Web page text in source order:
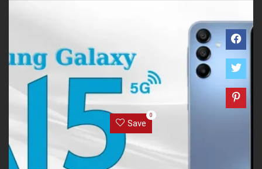
Save
0